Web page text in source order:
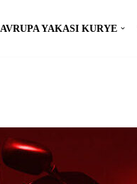
AVRUPA YAKASI KURYE